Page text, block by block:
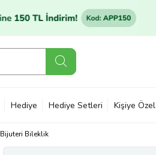
Hediye Hediye Setleri Kişiye Özel
Bijuteri Bileklik